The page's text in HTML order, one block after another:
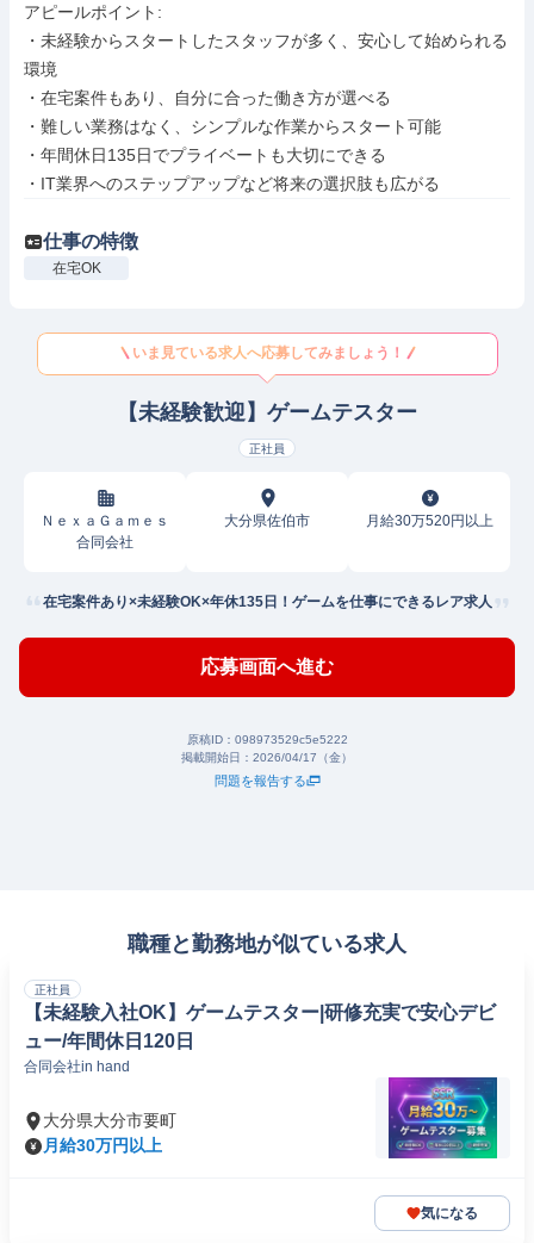
アピールポイント:
・未経験からスタートしたスタッフが多く、安心して始められる
環境
・在宅案件もあり、自分に合った働き方が選べる
・難しい業務はなく、シンプルな作業からスタート可能
・年間休日135日でプライベートも大切にできる
・IT業界へのステップアップなど将来の選択肢も広がる
仕事の特徴
在宅OK
いま見ている求人へ応募してみましょう！
【未経験歓迎】ゲームテスター
正社員
ＮｅｘａＧａｍｅｓ
合同会社
大分県佐伯市 月給30万520円以上
在宅案件あり×未経験OK×年休135日！ゲームを仕事にできるレア求人
応募画面へ進む
原稿ID： 098973529c5e5222
掲載開始日： 2026/04/17（金）
問題を報告する
職種と勤務地が似ている求人
正社員
【未経験入社OK】ゲームテスター|研修充実で安心デビ
ュー/年間休日120日
合同会社in hand
大分県大分市要町
月給30万円以上
気になる